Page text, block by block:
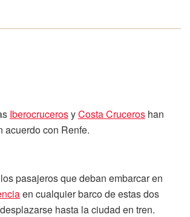
IberocrucerosyCosta Cruceroshan
acuerdo con Renfe.
pasajeros que deban embarcar en
en cualquier barco de estas dos
hasta la ciudad en tren.